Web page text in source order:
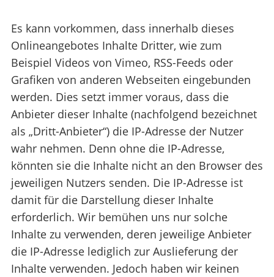
Es kann vorkommen, dass innerhalb dieses
Onlineangebotes Inhalte Dritter, wie zum
Beispiel Videos von Vimeo, RSS-Feeds oder
Grafiken von anderen Webseiten eingebunden
werden. Dies setzt immer voraus, dass die
Anbieter dieser Inhalte (nachfolgend bezeichnet
als „Dritt-Anbieter“) die IP-Adresse der Nutzer
wahr nehmen. Denn ohne die IP-Adresse,
könnten sie die Inhalte nicht an den Browser des
jeweiligen Nutzers senden. Die IP-Adresse ist
damit für die Darstellung dieser Inhalte
erforderlich. Wir bemühen uns nur solche
Inhalte zu verwenden, deren jeweilige Anbieter
die IP-Adresse lediglich zur Auslieferung der
Inhalte verwenden. Jedoch haben wir keinen